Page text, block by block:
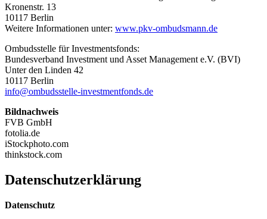
Kronenstr. 13
10117 Berlin
Weitere Informationen unter: www.pkv-ombudsmann.de
Ombudsstelle für Investmentsfonds:
Bundesverband Investment und Asset Management e.V. (BVI)
Unter den Linden 42
10117 Berlin
info@ombudsstelle-investmentfonds.de
Bildnachweis
FVB GmbH
fotolia.de
iStockphoto.com
thinkstock.com
Datenschutzerklärung
Datenschutz